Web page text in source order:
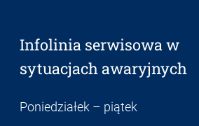
Infolinia serwisowa w
sytuacjach awaryjnych
Poniedziałek – piątek